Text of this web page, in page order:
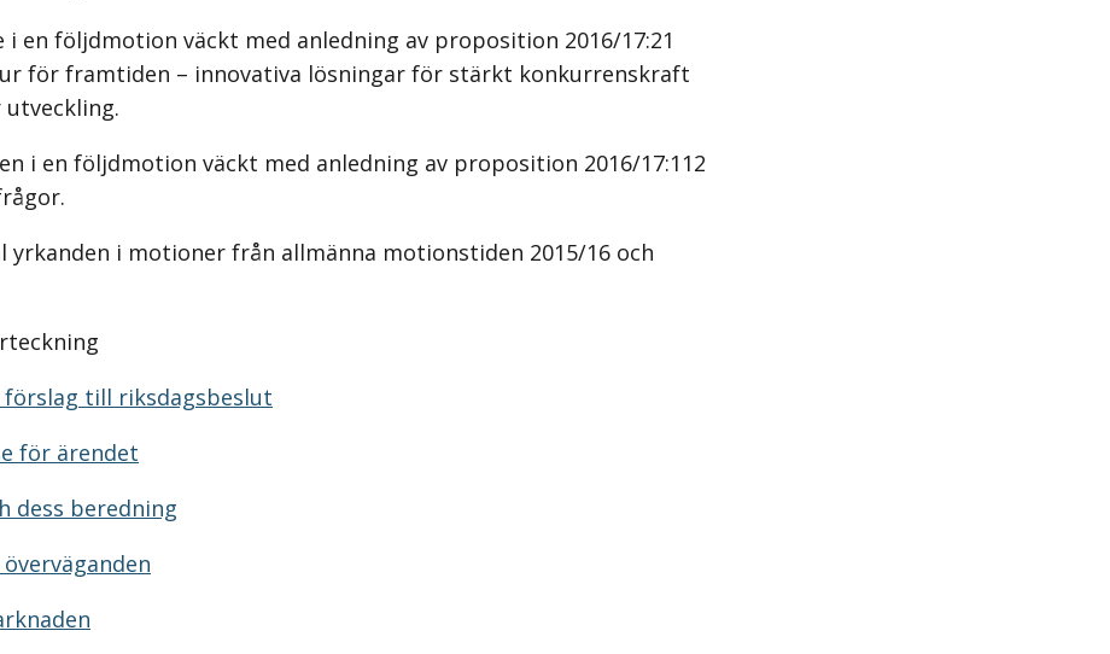
i en följdmotion väckt med anledning av proposition 2016/17:21
för framtiden – innovativa lösningar för stärkt konkurrenskraft
i en följdmotion väckt med anledning av proposition 2016/17:112
i motioner från allmänna motionstiden 2015/16 och
till riksdagsbeslut
för ärendet
dess beredning